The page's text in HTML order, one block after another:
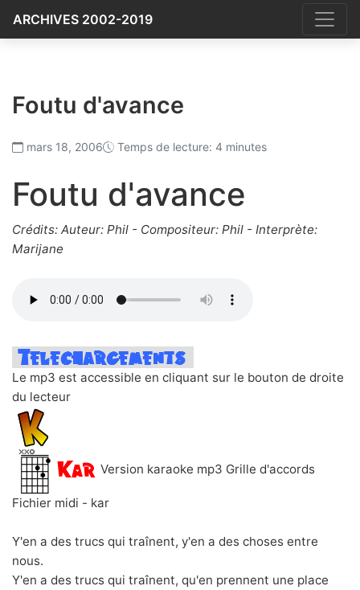
ARCHIVES 2002-2019
Foutu d'avance
mars 18, 2006 Temps de lecture: 4 minutes
Foutu d'avance
Crédits: Auteur: Phil - Compositeur: Phil - Interprète:
Marijane
Le mp3 est accessible en cliquant sur le bouton de droite
du lecteur
Version karaoke mp3 Grille d'accords
Fichier midi - kar
Y'en a des trucs qui traînent, y'en a des choses entre
nous.
Y'en a des trucs qui traînent, qu'en prennent une place